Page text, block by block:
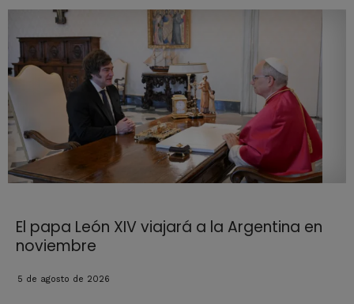
El papa León XIV viajará a la Argentina en
noviembre
5 de agosto de 2026